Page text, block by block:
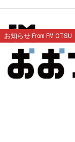
お知らせ From FM OTSU